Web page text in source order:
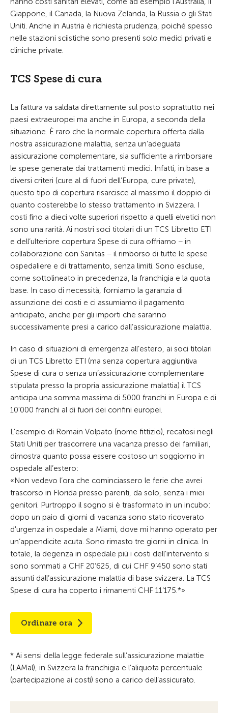
Giappone, il Canada, la Nuova Zelanda, la Russia o gli Stati
Uniti. Anche in Austria è richiesta prudenza, poiché spesso
nelle stazioni sciistiche sono presenti solo medici privati e
cliniche private.
TCS Spese di cura
La fattura va saldata direttamente sul posto soprattutto nei
paesi extraeuropei ma anche in Europa, a seconda della
situazione. È raro che la normale copertura offerta dalla
nostra assicurazione malattia, senza un’adeguata
assicurazione complementare, sia sufficiente a rimborsare
le spese generate dai trattamenti medici. Infatti, in base a
diversi criteri (cure al di fuori dell’Europa, cure private),
questo tipo di copertura risarcisce al massimo il doppio di
quanto costerebbe lo stesso trattamento in Svizzera. I
costi fino a dieci volte superiori rispetto a quelli elvetici non
sono una rarità. Ai nostri soci titolari di un TCS Libretto ETI
e dell’ulteriore copertura Spese di cura offriamo − in
collaborazione con Sanitas − il rimborso di tutte le spese
ospedaliere e di trattamento, senza limiti. Sono escluse,
come sottolineato in precedenza, la franchigia e la quota
base. In caso di necessità, forniamo la garanzia di
assunzione dei costi e ci assumiamo il pagamento
anticipato, anche per gli importi che saranno
successivamente presi a carico dall’assicurazione malattia.
In caso di situazioni di emergenza all’estero, ai soci titolari
di un TCS Libretto ETI (ma senza copertura aggiuntiva
Spese di cura o senza un’assicurazione complementare
stipulata presso la propria assicurazione malattia) il TCS
anticipa una somma massima di 5000 franchi in Europa e di
10'000 franchi al di fuori dei confini europei.
L’esempio di Romain Volpato (nome fittizio), recatosi negli
Stati Uniti per trascorrere una vacanza presso dei familiari,
dimostra quanto possa essere costoso un soggiorno in
ospedale all’estero:
«Non vedevo l’ora che cominciassero le ferie che avrei
trascorso in Florida presso parenti, da solo, senza i miei
genitori. Purtroppo il sogno si è trasformato in un incubo:
dopo un paio di giorni di vacanza sono stato ricoverato
d'urgenza in ospedale a Miami, dove mi hanno operato per
un‘appendicite acuta. Sono rimasto tre giorni in clinica. In
totale, la degenza in ospedale più i costi dell’intervento si
sono sommati a CHF 20‘625, di cui CHF 9‘450 sono stati
assunti dall’assicurazione malattia di base svizzera. La TCS
Spese di cura ha coperto i rimanenti CHF 11‘175.*»
Ordinare ora
* Ai sensi della legge federale sull’assicurazione malattie
(LAMal), in Svizzera la franchigia e l’aliquota percentuale
(partecipazione ai costi) sono a carico dell’assicurato.